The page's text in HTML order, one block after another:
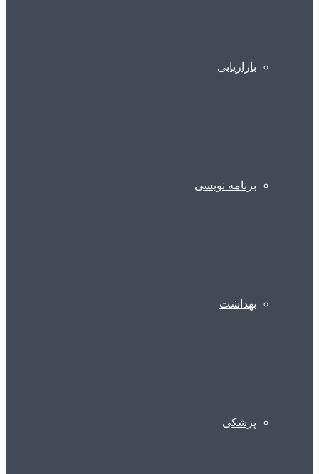
بازاریابی
برنامه نویسی
بهداشت
پزشکی